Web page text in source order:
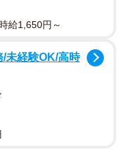
2/10
産まれて間もない
てゴミ収集車に回収
給1,650円～
/未経験OK/高時